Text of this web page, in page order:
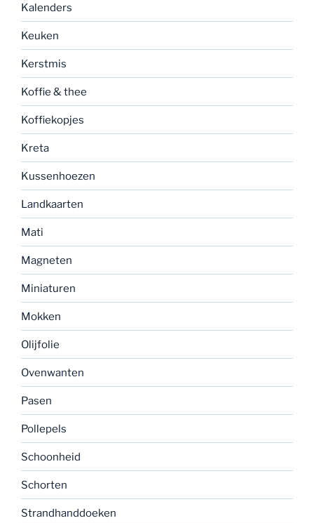
Kalenders
Keuken
Kerstmis
Koffie & thee
Koffiekopjes
Kreta
Kussenhoezen
Landkaarten
Mati
Magneten
Miniaturen
Mokken
Olijfolie
Ovenwanten
Pasen
Pollepels
Schoonheid
Schorten
Strandhanddoeken